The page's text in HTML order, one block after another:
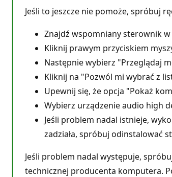
Jeśli to jeszcze nie pomoże, spróbuj
Znajdź wspomniany sterownik
Kliknij prawym przyciskiem
Następnie wybierz "Przeglądaj
Kliknij na "Pozwól mi wybrać z
Upewnij się, że opcja "Pokaż
Wybierz urządzenie audio high
Jeśli problem nadal istnieje,
zadziała, spróbuj odinstalować
Jeśli problem nadal występuje,
technicznej producenta komputera.